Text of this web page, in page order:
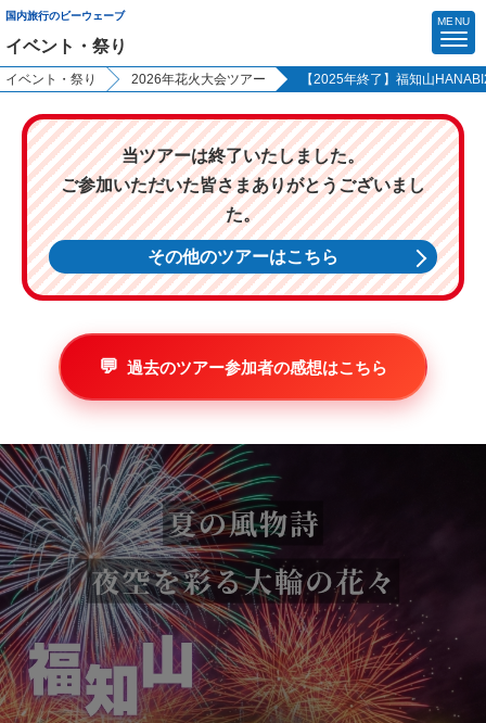
国内旅行のビーウェーブ
イベント・祭り
MENU
マイページ
ビーウェーブTOP
特設サイトから選ぶ
今行ける能登 団体旅行応援キャンペーン
富士登山
日帰り美食ツアー
イベント・祭り
クルーズ
島旅シリーズから選ぶ
小笠原（東京）
伊豆諸島（東京）
小豆島（香川）
イベント・祭り 2026年花火大会ツアー 【2025年終了】福知山
当ツアーは終了いたしました。
ご参加いただいた皆さまありがとうございまし
た。
その他のツアーはこちら
過去のツアー参加者の感想はこちら